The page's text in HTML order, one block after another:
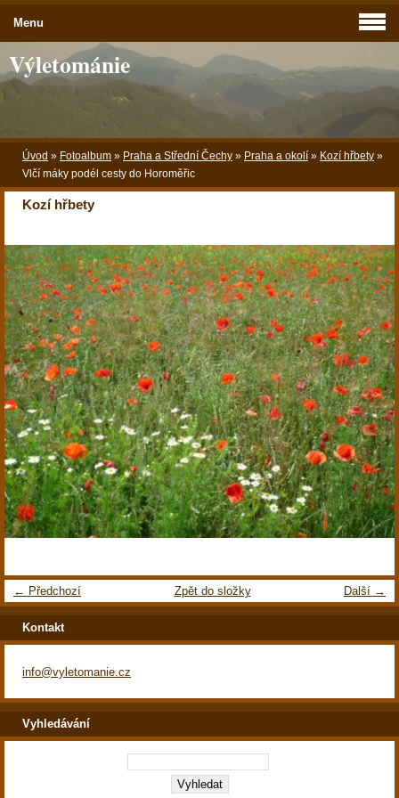
Výletománie
Úvod » Fotoalbum » Praha a Střední Čechy » Praha a okolí » Kozí hřbety »
Vlčí máky podél cesty do Horoměřic
Kozí hřbety
← Předchozí Další →
Zpět do složky
Menu
Kontakt
info@vyletomanie.cz
Vyhledávání